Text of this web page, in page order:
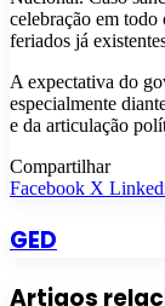
celebração em
feriados já
A expectativa do
especialmente
e da articulação
Compartilhar
Facebook X
GED
Artigos